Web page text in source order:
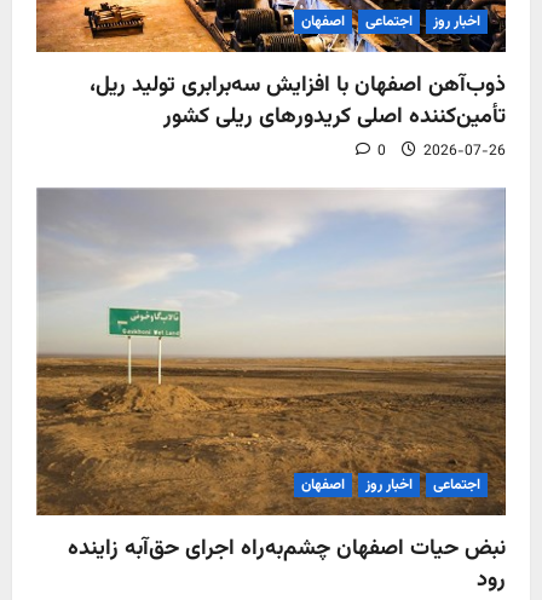
اخبار روز اجتماعی اصفهان
ذوب‌آهن اصفهان با افزایش سه‌برابری تولید ریل،
تأمین‌کننده اصلی کریدورهای ریلی کشور
2026-07-26
0
اجتماعی اخبار روز اصفهان
نبض حیات اصفهان چشم‌به‌راه اجرای حق‌آبه زاینده
رود